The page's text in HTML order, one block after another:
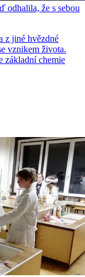
odhalila, že s sebou
z jiné hvězdné
vznikem života.
základní chemie